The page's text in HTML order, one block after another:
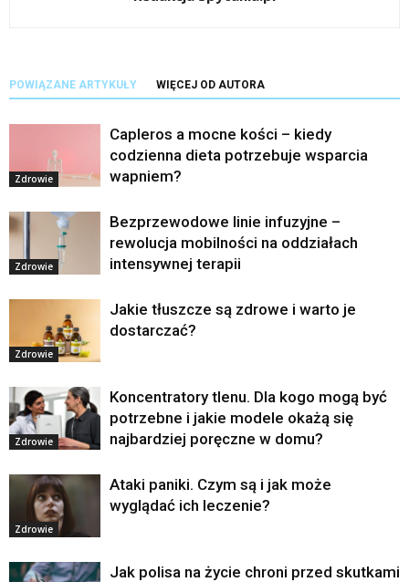
POWIĄZANE ARTYKUŁY WIĘCEJ OD AUTORA
Zdrowie
Capleros a mocne kości – kiedy
codzienna dieta potrzebuje wsparcia
wapniem?
Zdrowie
Bezprzewodowe linie infuzyjne –
rewolucja mobilności na oddziałach
intensywnej terapii
Zdrowie
Jakie tłuszcze są zdrowe i warto je
dostarczać?
Zdrowie
Koncentratory tlenu. Dla kogo mogą być
potrzebne i jakie modele okażą się
najbardziej poręczne w domu?
Zdrowie
Ataki paniki. Czym są i jak może
wyglądać ich leczenie?
Jak polisa na życie chroni przed skutkami